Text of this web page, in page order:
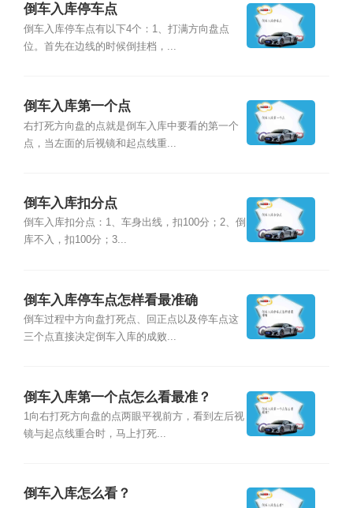
倒车入库停车点
倒车入库停车点有以下4个：1、打满方向盘点
位。首先在边线的时候倒挂档，...
倒车入库第一个点
右打死方向盘的点就是倒车入库中要看的第一个
点，当左面的后视镜和起点线重...
倒车入库扣分点
倒车入库扣分点：1、车身出线，扣100分；2、倒
库不入，扣100分；3...
倒车入库停车点怎样看最准确
倒车过程中方向盘打死点、回正点以及停车点这
三个点直接决定倒车入库的成败...
倒车入库第一个点怎么看最准？
1向右打死方向盘的点两眼平视前方，看到左后视
镜与起点线重合时，马上打死...
倒车入库怎么看？